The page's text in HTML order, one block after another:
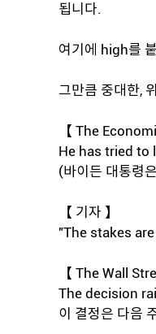
됩니다.
여기에 high를
그만큼 중대한,
【 The
He has tried to
(바이든 대통령
【 기자 】
"The stakes
【 The Wall
The decision
이 결정은 다음